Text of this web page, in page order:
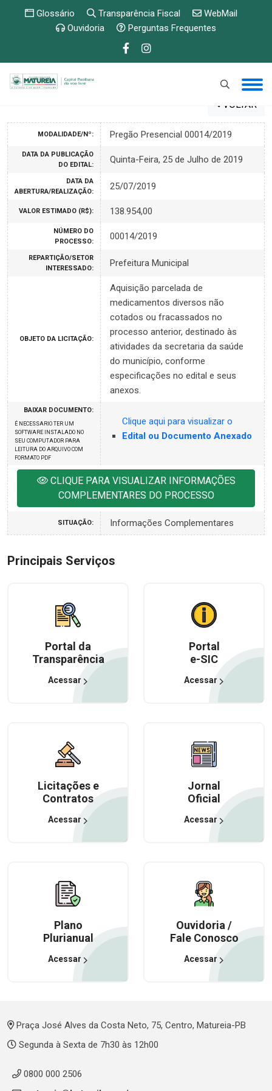
Glossário Transparência Fiscal
WebMail
Ouvidoria
Perguntas Frequentes
VOLTAR
MODALIDADE/Nº: Pregão Presencial 00014/2019
DATA DA PUBLICAÇÃO
DO EDITAL:
Quinta-Feira, 25 de Julho de 2019
DATA DA
ABERTURA/REALIZAÇÃO:
25/07/2019
VALOR ESTIMADO (R$): 138.954,00
NÚMERO DO
PROCESSO:
00014/2019
REPARTIÇÃO/SETOR
INTERESSADO:
Prefeitura Municipal
OBJETO DA LICITAÇÃO:
Aquisição parcelada de
medicamentos diversos não
cotados ou fracassados no
processo anterior, destinado às
atividades da secretaria da saúde
do município, conforme
especificações no edital e seus
anexos.
BAIXAR DOCUMENTO:
É NECESSARIO TER UM
SOFTWARE INSTALADO NO
SEU COMPUTADOR PARA
LEITURA DO ARQUIVO COM
FORMATO PDF
Clique aqui para visualizar o
Edital ou Documento Anexado
CLIQUE PARA VISUALIZAR INFORMAÇÕES
COMPLEMENTARES DO PROCESSO
SITUAÇÃO: Informações Complementares
Principais Serviços
Portal da
Transparência
Acessar
Portal
e-SIC
Acessar
Licitações e
Contratos
Acessar
Jornal
Oficial
Acessar
Plano
Plurianual
Acessar
Ouvidoria /
Fale Conosco
Acessar
Praça José Alves da Costa Neto, 75, Centro, Matureia-PB
Segunda à Sexta de 7h30 às 12h00
0800 000 2506